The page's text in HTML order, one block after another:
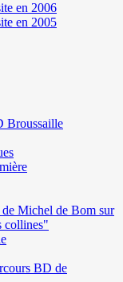
en 2006
en 2005
Broussaille
Michel de Bom sur
collines"
BD de